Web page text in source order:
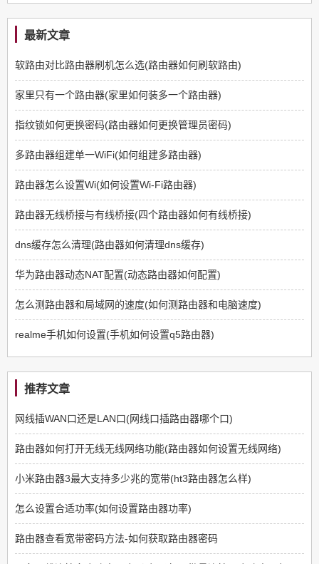
最新文章
软路由对比路由器刷机怎么选(路由器如何刷软路由)
家里只有一个路由器(家里如何装多一个路由器)
指纹锁如何更换密码(路由器如何更换管理员密码)
多路由器组建单一WiFi(如何组建多路由器)
路由器怎么设置Wi(如何设置Wi-Fi路由器)
路由器无线桥接与有线桥接(四个路由器如何有线桥接)
dns缓存怎么清理(路由器如何清理dns缓存)
华为路由器动态NAT配置(动态路由器如何配置)
怎么测路由器和局域网的速度(如何测路由器和电脑速度)
realme手机如何设置(手机如何设置q5路由器)
推荐文章
网线插WAN口还是LAN口(网线口插路由器哪个口)
路由器如何打开无线无线网络功能(路由器如何设置无线网络)
小米路由器3最大支持多少兆的宽带(ht3路由器怎么样)
怎么设置合适功率(如何设置路由器功率)
路由器查看宽带密码方法-如何获取路由器密码